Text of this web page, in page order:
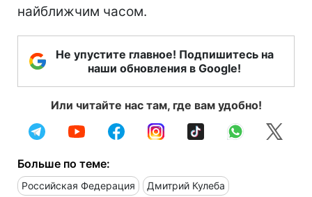
найближчим часом.
Не упустите главное! Подпишитесь на
наши обновления в Google!
Или читайте нас там, где вам удобно!
Больше по теме:
Российская Федерация Дмитрий Кулеба